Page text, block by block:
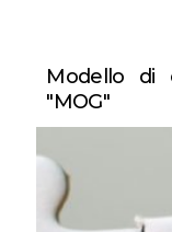
Modello di
"MOG"